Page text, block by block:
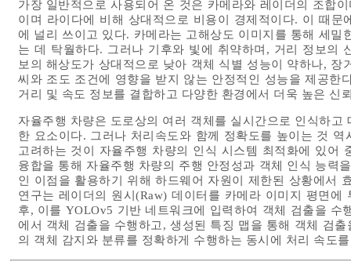
가장 일반적으로 사용되어 온 것은 카메라와 레이더의 조합이
이며 라이다에 비해 상대적으로 비용이 경제적이다. 이 때문
에 널리 쓰이고 있다. 카메라는 고해상도 이미지를 통해 세
는 데 탁월하다. 그러나 기후와 빛에 취약하며, 거리 정보의
보의 해상도가 상대적으로 낮아 객체 식별 성능이 약하나,
씨와 조도 조건에 영향을 받지 않는 안정적인 성능을 제공한
거리 및 속도 정보를 결합하고 다양한 환경에서 더욱 높은 신
자율주행 차량은 도로상의 여러 객체를 실시간으로 인식하
한 요소이다. 그러나 처리속도와 함께 정확도를 높이는 것
고려하는 것이 자율주행 차량의 인식 시스템 최적화에 있어
융합을 통해 자율주행 차량의 주행 안정성과 객체 인식 능력
인 이점을 활용하기 위해 하드웨어 자원이 제한된 상황에서
연구는 레이더의 원시(Raw) 데이터를 카메라 이미지 평면
후, 이를 YOLOv5 기반 네트워크에 입력하여 객체 검출을
에서 객체 검출을 수행하고, 생성된 특징 맵을 통해 객체 검
의 객체 감지와 분류를 정확하게 수행하는 동시에 처리 속도